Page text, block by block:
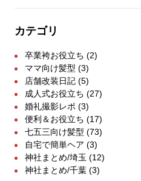
カテゴリ
卒業袴お役立ち (2)
ママ向け髪型 (3)
店舗改装日記 (5)
成人式お役立ち (27)
婚礼撮影レポ (3)
便利＆お役立ち (17)
七五三向け髪型 (73)
自宅で簡単ヘア (3)
神社まとめ/埼玉 (12)
神社まとめ/千葉 (3)